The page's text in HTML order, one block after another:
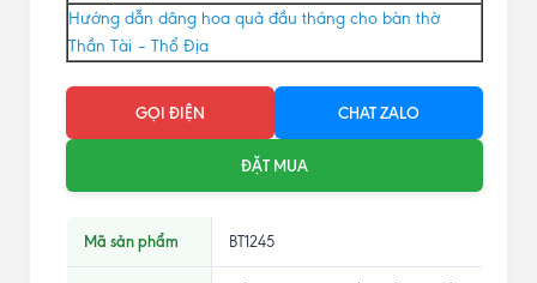
Hướng dẫn dâng hoa quả đầu tháng cho bàn thờ
Thần Tài – Thổ Địa
GỌI ĐIỆN CHAT ZALO
ĐẶT MUA
Mã sản phẩm BT1245